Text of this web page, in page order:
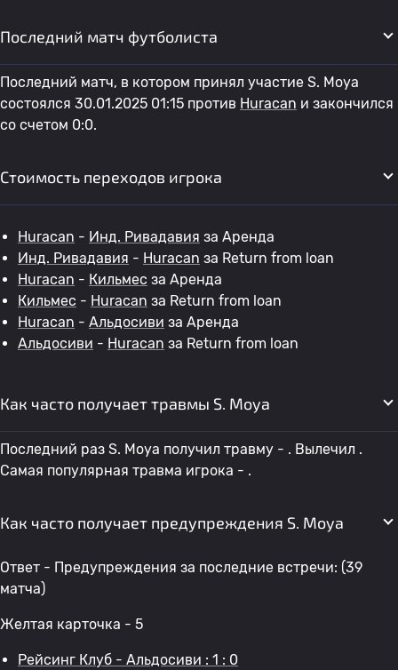
Последний матч футболиста
Последний матч, в котором принял участие S. Moya
состоялся 30.01.2025 01:15 против Huracan и закончился
со счетом 0:0.
Стоимость переходов игрока
Huracan - Инд. Ривадавия за Аренда
Инд. Ривадавия - Huracan за Return from loan
Huracan - Кильмес за Аренда
Кильмес - Huracan за Return from loan
Huracan - Альдосиви за Аренда
Альдосиви - Huracan за Return from loan
Как часто получает травмы S. Moya
Последний раз S. Moya получил травму - . Вылечил .
Самая популярная травма игрока - .
Как часто получает предупреждения S. Moya
Ответ - Предупреждения за последние встречи: (39
матча)
Желтая карточка - 5
Рейсинг Клуб - Альдосиви : 1 : 0